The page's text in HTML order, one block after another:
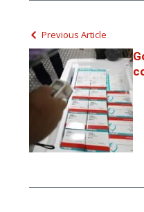
Previous Article